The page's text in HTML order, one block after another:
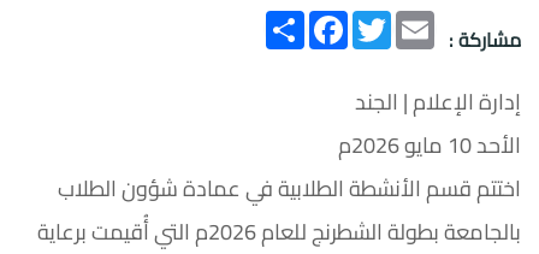
مشاركة :
انشر
FacebookTwitter Email
إدارة الإعلام | الجند
الأحد 10 مايو 2026م
اختتم قسم الأنشطة الطلابية في عمادة شؤون الطلاب
بالجامعة بطولة الشطرنج للعام 2026م التي أُقيمت برعاية